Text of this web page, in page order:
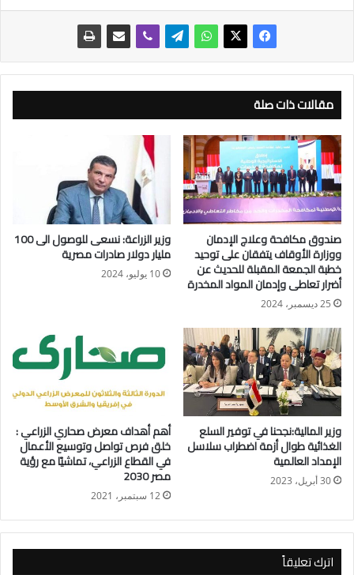
مقالات ذات صلة
صندوق مكافحة وعلاج الإدمان
ووزارة الأوقاف يتفقان على توحيد
خطبة الجمعة المقبلة للحديث عن
أضرار تعاطى وإدمان المواد المخدرة
25 ديسمبر، 2024
وزير الزراعة: نسعى للوصول الى 100
مليار دولار صادرات مصرية
10 يوليو، 2024
وزير المالية:نجحنا في توفير السلع
الغذائية طوال أزمة اضطراب سلاسل
الإمداد العالمية
30 أبريل، 2023
أهم أهداف معرض صحاري الزراعي :
خلق فرص تواصل وتوسيع الأعمال
في القطاع الزراعي، تماشيًا مع رؤية
مصر 2030
12 سبتمبر، 2021
اترك تعليقاً